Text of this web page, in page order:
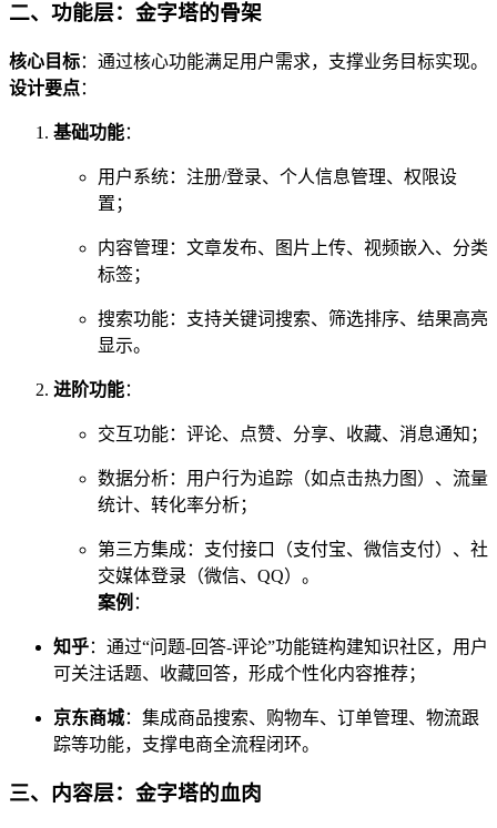
二、功能层：金字塔的骨架
核心目标：通过核心功能满足用户需求，支撑业务目标实现。
设计要点：
基础功能：
用户系统：注册/登录、个人信息管理、权限设
置；
内容管理：文章发布、图片上传、视频嵌入、分类
标签；
搜索功能：支持关键词搜索、筛选排序、结果高亮
显示。
进阶功能：
交互功能：评论、点赞、分享、收藏、消息通知；
数据分析：用户行为追踪（如点击热力图）、流量
统计、转化率分析；
第三方集成：支付接口（支付宝、微信支付）、社
交媒体登录（微信、QQ）。
案例 ：
知乎：通过“问题-回答-评论”功能链构建知识社区，用户
可关注话题、收藏回答，形成个性化内容推荐；
京东商城：集成商品搜索、购物车、订单管理、物流跟
踪等功能，支撑电商全流程闭环。
三、内容层：金字塔的血肉